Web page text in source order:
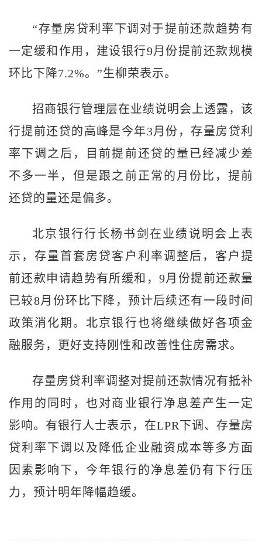
“存量房贷利率下调对于提前还款趋势有
一定缓和作用，建设银行9月份提前还款规模
环比下降7.2%。”生柳荣表示。
招商银行管理层在业绩说明会上透露，该
行提前还贷的高峰是今年3月份，存量房贷利
率下调之后，目前提前还贷的量已经减少差
不多一半，但是跟之前正常的月份比，提前
还贷的量还是偏多。
北京银行行长杨书剑在业绩说明会上表
示，存量首套房贷客户利率调整后，客户提
前还款申请趋势有所缓和，9月份提前还款量
已较8月份环比下降，预计后续还有一段时间
政策消化期。北京银行也将继续做好各项金
融服务，更好支持刚性和改善性住房需求。
存量房贷利率调整对提前还款情况有抵补
作用的同时，也对商业银行净息差产生一定
影响。有银行人士表示，在LPR下调、存量房
贷利率下调以及降低企业融资成本等多方面
因素影响下，今年银行的净息差仍有下行压
力，预计明年降幅趋缓。